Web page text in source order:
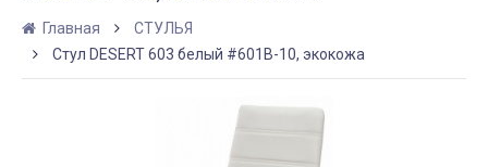
Главная
СТУЛЬЯ
Стул DESERT 603 белый #601B-10, экокожа